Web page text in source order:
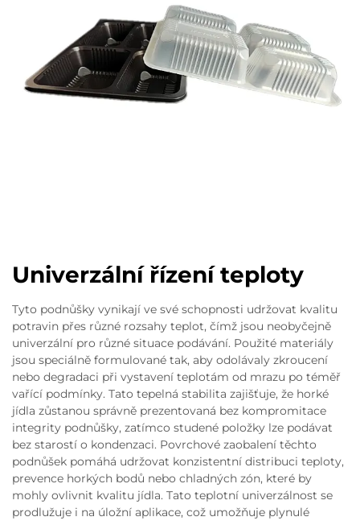
Univerzální řízení teploty
Tyto podnůšky vynikají ve své schopnosti udržovat kvalitu
potravin přes různé rozsahy teplot, čímž jsou neobyčejně
univerzální pro různé situace podávání. Použité materiály
jsou speciálně formulované tak, aby odolávaly zkroucení
nebo degradaci při vystavení teplotám od mrazu po téměř
vařící podmínky. Tato tepelná stabilita zajišťuje, že horké
jídla zůstanou správně prezentovaná bez kompromitace
integrity podnůšky, zatímco studené položky lze podávat
bez starostí o kondenzaci. Povrchové zaobalení těchto
podnůšek pomáhá udržovat konzistentní distribuci teploty,
prevence horkých bodů nebo chladných zón, které by
mohly ovlivnit kvalitu jídla. Tato teplotní univerzálnost se
prodlužuje i na úložní aplikace, což umožňuje plynulé